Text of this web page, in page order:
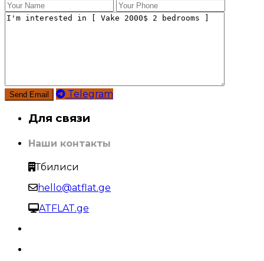
Telegram
Для связи
Наши контакты
Тбилиси
hello@atflat.ge
ATFLAT.ge